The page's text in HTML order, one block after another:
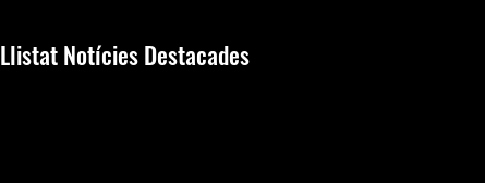
Llistat Notícies Destacades